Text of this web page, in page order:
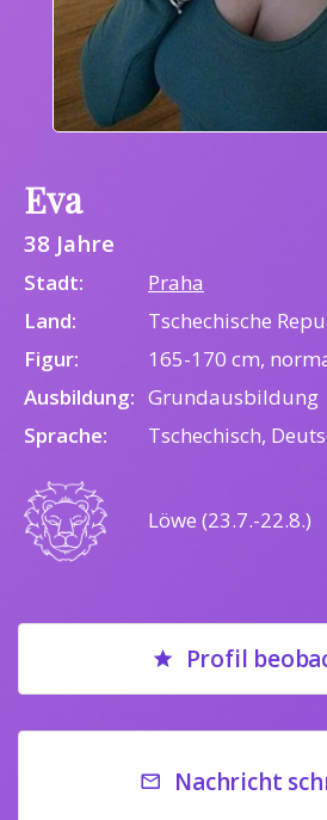
Eva
38 Jahre
Stadt:
Praha
Land:
Tschechische
Figur:
165-170 cm,
Ausbildung: Grundausbildung
Sprache:
Tschechisch,
Löwe (23.7.-22.8.)
Profil
Nachricht